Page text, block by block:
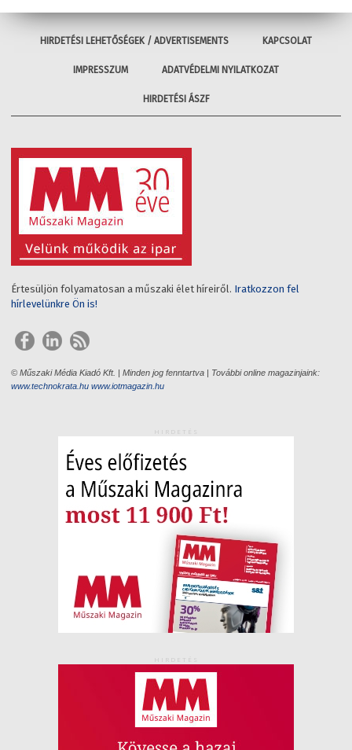
HIRDETÉSI LEHETŐSÉGEK / ADVERTISEMENTS KAPCSOLAT
IMPRESSZUM ADATVÉDELMI NYILATKOZAT
HIRDETÉSI ÁSZF
Értesüljön folyamatosan a műszaki élet híreiről. Iratkozzon fel
hírlevelünkre Ön is!
© Műszaki Média Kiadó Kft. | Minden jog fenntartva | További online magazinjaink:
www.technokrata.hu www.iotmagazin.hu
HIRDETÉS
HIRDETÉS